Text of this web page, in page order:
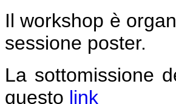
Il workshop è
sessione poster.
La sottomissione
questo link